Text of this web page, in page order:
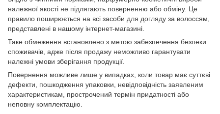
належної якості не підлягають поверненню або обміну. Це
правило поширюється на всі засоби для догляду за волоссям,
представлені в нашому інтернет-магазині.
Таке обмеження встановлено з метою забезпечення безпеки
споживачів, адже після продажу неможливо гарантувати
належні умови зберігання продукції.
Повернення можливе лише у випадках, коли товар має суттєві
дефекти, пошкодження упаковки, невідповідність заявленим
характеристикам, прострочений термін придатності або
неповну комплектацію.